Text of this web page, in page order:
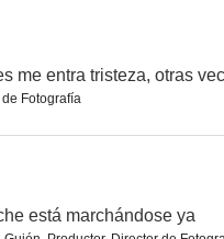
me entra tristeza, otras
de Fotografía
está marchándose ya